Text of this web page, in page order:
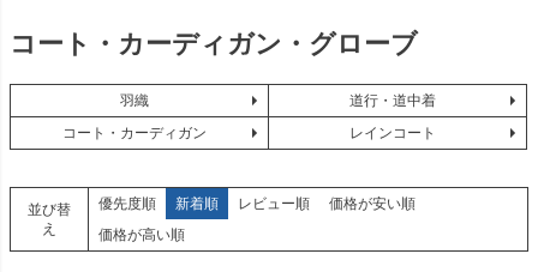
コート・カーディガン・グローブ
羽織
道行・道中着
コート・カーディガン
レインコート
並び替
え
優先度順 新着順 レビュー順
価格が安い順
価格が高い順